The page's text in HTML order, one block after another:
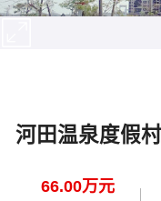
河田温泉度假
66.00万元